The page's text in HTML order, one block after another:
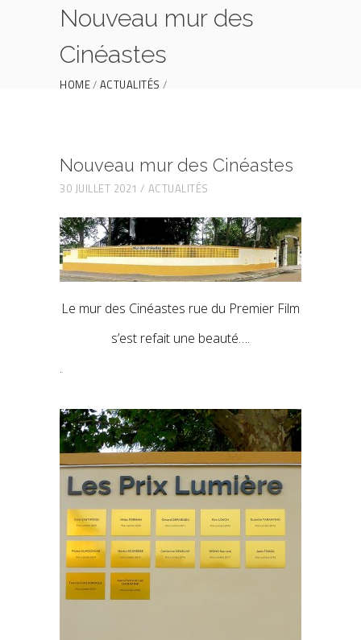
Nouveau mur des
Cinéastes
HOME ACTUALITÉS
Nouveau mur des Cinéastes
30 JUILLET 2021 ACTUALITÉS
Le mur des Cinéastes rue du Premier Film
s’est refait une beauté….
.